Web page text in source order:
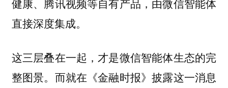
健康、腾讯视频等自有产品，由微信智能体
直接深度集成。
这三层叠在一起，才是微信智能体生态的完
整图景。而就在《金融时报》披露这一消息